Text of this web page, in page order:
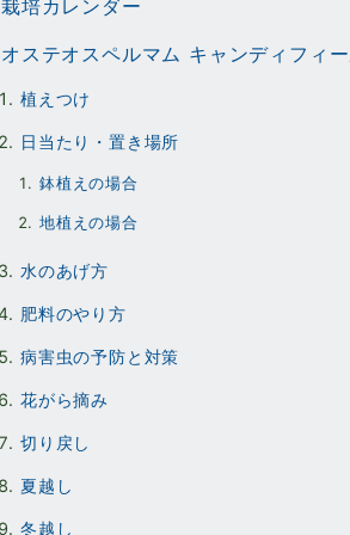
栽培カレンダー
オステオスペルマム キャンディフィ
植えつけ
日当たり・置き場所
鉢植えの場合
地植えの場合
水のあげ方
肥料のやり方
病害虫の予防と対策
花がら摘み
切り戻し
夏越し
冬越し